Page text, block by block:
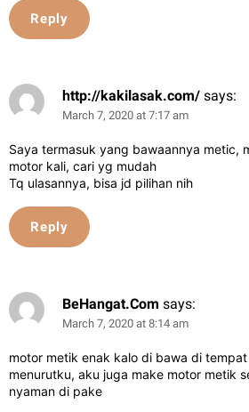
Reply
http://kakilasak.com/ says:
March 7, 2020 at 7:17 am
Saya termasuk yang bawaannya metic,
motor kali, cari yg mudah
Tq ulasannya, bisa jd pilihan nih
Reply
BeHangat.Com says:
March 7, 2020 at 8:14 am
motor metik enak kalo di bawa di
menurutku, aku juga make motor metik
nyaman di pake